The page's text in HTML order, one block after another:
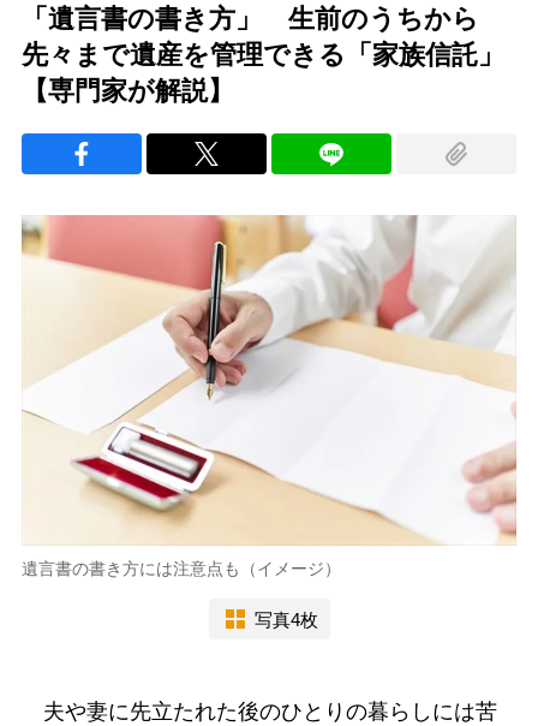
「遺言書の書き方」 生前のうちから
先々まで遺産を管理できる「家族信託」
【専門家が解説】
遺言書の書き方には注意点も（イメージ）
写真4枚
夫や妻に先立たれた後のひとりの暮らしには苦